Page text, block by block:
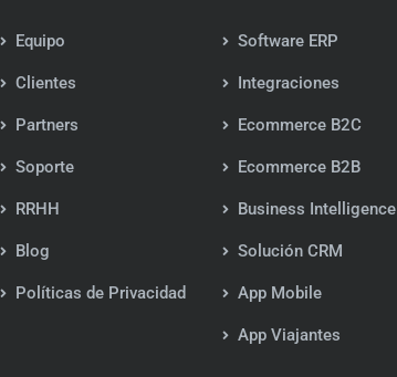
Equipo
Clientes
Partners
Soporte
RRHH
Blog
Políticas de Privacidad
Software ERP
Integraciones
Ecommerce B2C
Ecommerce B2B
Business Intelligence
Solución CRM
App Mobile
App Viajantes